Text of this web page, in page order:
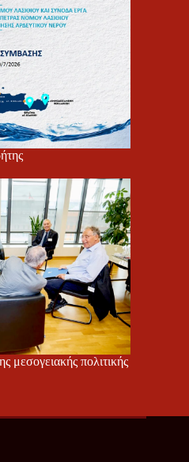
μεσογειακής πολιτικής